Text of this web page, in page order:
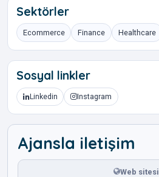
Sektörler
Ecommerce Finance Healthcare
Sosyal linkler
Linkedin Instagram
Ajansla iletişim
Web sitesi